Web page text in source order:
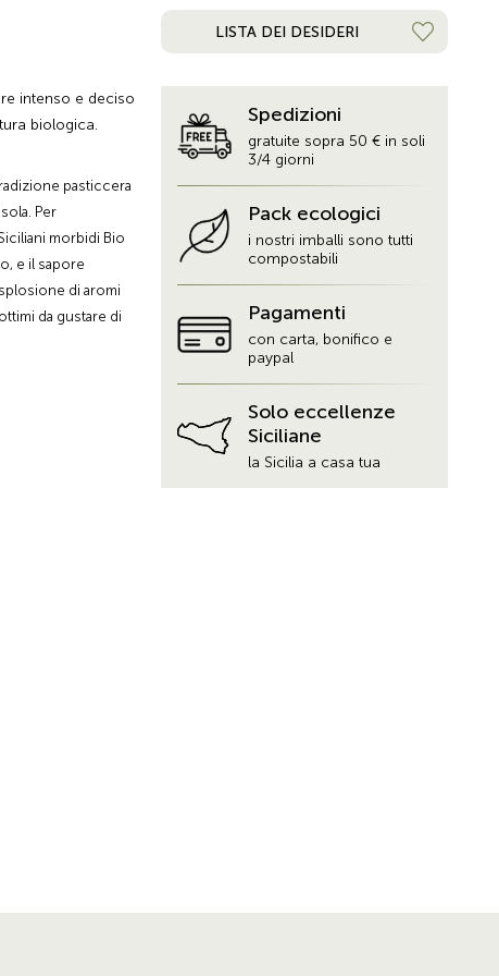
LISTA DEI DESIDERI
intenso e deciso
biologica.
pasticcera
Per
morbidi Bio
e il sapore
di aromi
da gustare di
caffè, a fine pasto,
Spedizioni
gratuite sopra 50 € in soli
3/4 giorni
Pack ecologici
i nostri imballi sono tutti
compostabili
Pagamenti
con carta, bonifico e
paypal
Solo eccellenze
Siciliane
la Sicilia a casa tua